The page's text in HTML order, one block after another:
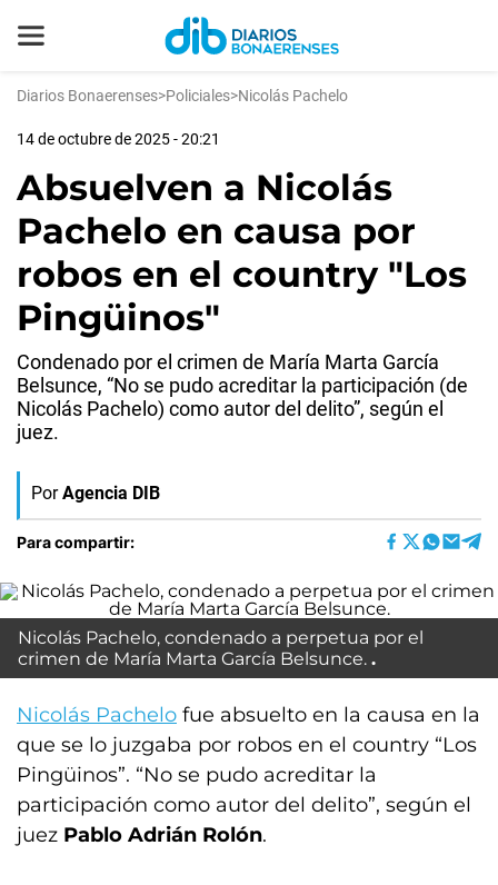
Diarios Bonaerenses>Policiales>Nicolás Pachelo
14 de octubre de 2025 - 20:21
Absuelven a Nicolás
Pachelo en causa por
robos en el country "Los
Pingüinos"
Condenado por el crimen de María Marta García
Belsunce, “No se pudo acreditar la participación (de
Nicolás Pachelo) como autor del delito”, según el
juez.
Por Agencia DIB
Para compartir:
Nicolás Pachelo, condenado a perpetua por el
crimen de María Marta García Belsunce.
Nicolás Pachelo fue absuelto en la causa en la
que se lo juzgaba por robos en el country “Los
Pingüinos”. “No se pudo acreditar la
participación como autor del delito”, según el
juez Pablo Adrián Rolón.